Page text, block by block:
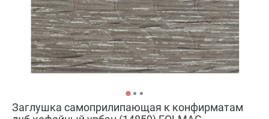
Заглушка самоприлипающая к конфирматам